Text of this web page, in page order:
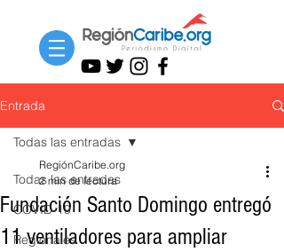
Entrada
Todas las entradas
COVID-19
Regionales
Todas las entradas
Fundación Santo Domingo entregó
11 ventiladores para ampliar
RegiónCaribe.org
2 min de lectura